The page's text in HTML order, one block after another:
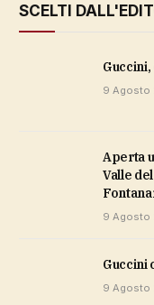
SCELTI
9 Agosto
Aperta una nuova bocca eruttiva sull’Etna in
Valle
9 Agosto
9 Agosto